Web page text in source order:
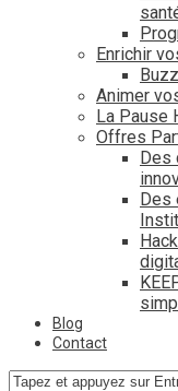
Enrichir
Animer
La Pause
Offres
Des
Des
Blog
Contact